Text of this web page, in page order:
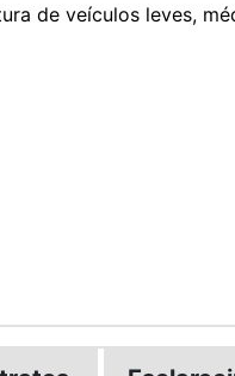
de veículos leves,